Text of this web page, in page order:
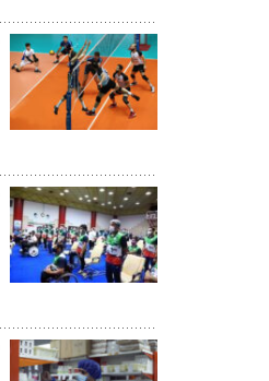
۲۴ مرداد ۱۴۰۰
۲۴ مرداد ۱۴۰۰